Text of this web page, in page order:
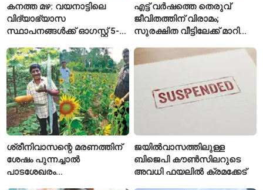
കനത്ത മഴ: വയനാട്ടിലെ
വിദ്യാഭ്യാസ
സ്ഥാപനങ്ങൾക്ക് ഓഗസ്റ്റ് 5-ന്
എട്ട് വർഷത്തെ തെരുവ്
ജീവിതത്തിന് വിരാമം;
സുരക്ഷിത വീട്ടിലേക്ക് മാറി
ശ്രീനിവാസന്റെ മരണത്തിന്
ശേഷം പുന്നച്ചാൽ
പാടശേഖരം
ജയിൽവാസത്തിലുള്ള
ബിജെപി കൗൺസിലറുടെ
അവധി ഫയലിൽ ക്രമക്കേട്